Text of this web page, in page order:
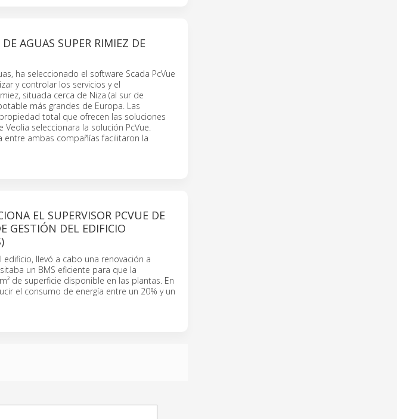
AGUAS SUPER RIMIEZ DE
ha seleccionado el software Scada PcVue
y controlar los servicios y el
situada cerca de Niza (al sur de
más grandes de Europa. Las
total que ofrecen las soluciones
seleccionara la solución PcVue.
entre ambas compañías facilitaron la
EL SUPERVISOR PCVUE DE
GESTIÓN DEL EDIFICIO
edificio, llevó a cabo una renovación a
un BMS eficiente para que la
de superficie disponible en las plantas. En
el consumo de energía entre un 20% y un